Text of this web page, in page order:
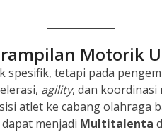
Motorik
spesifik, tetapi pada
agility, dan koordinasi
atlet ke cabang olahraga
menjadi Multitalenta